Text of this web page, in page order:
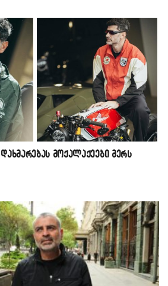
მოქალაქეები მერს